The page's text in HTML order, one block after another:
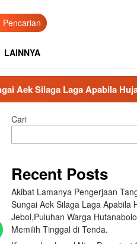
Pencarian
LAINNYA
Apabila Hujan Deras
Cari
Recent Posts
Akibat Lamanya Pengerjaan
Sungai Aek Silaga Laga Apabila
Jebol,Puluhan Warga
Memilih Tinggal di Tenda.